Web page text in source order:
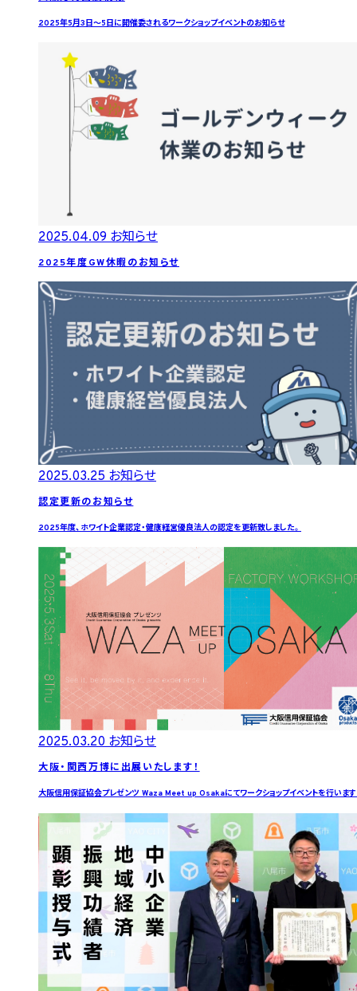
2025年5月3日～5日に開催委されるワークショップイベントのお知らせ
2025.04.09 お知らせ
2025年度GW休暇のお知らせ
2025.03.25 お知らせ
認定更新のお知らせ
2025年度、ホワイト企業認定・健康経営優良法人の認定を更新致しました。
2025.03.20 お知らせ
大阪・関西万博に出展いたします！
大阪信用保証協会プレゼンツ Waza Meet up Osakaにてワークショップイベントを行います